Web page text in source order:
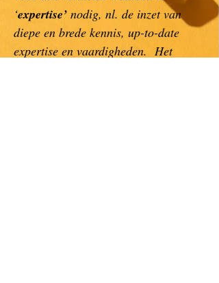
‘expertise’ nodig, nl. de inzet van
diepe en brede kennis, up-to-date
expertise en vaardigheden. Het